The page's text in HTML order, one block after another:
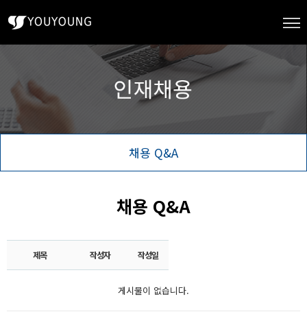
채용 Q&A
채용 Q&A
제목 작성자 작성일
게시물이 없습니다.